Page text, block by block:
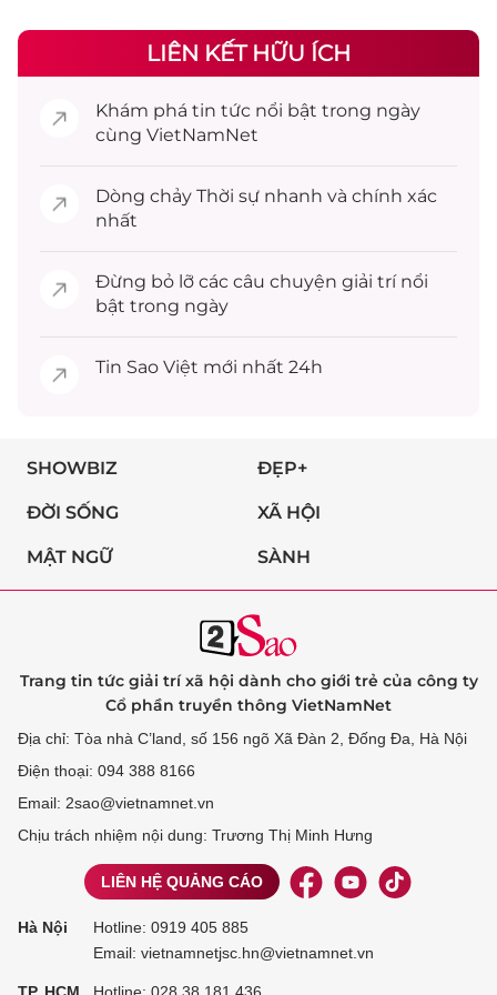
LIÊN KẾT HỮU ÍCH
Khám phá tin tức nổi bật trong ngày
cùng VietNamNet
Dòng chảy Thời sự nhanh và chính xác
nhất
Đừng bỏ lỡ các câu chuyện giải trínổi
bật trong ngày
Tin Sao Việt mới nhất 24h
SHOWBIZ ĐẸP+
ĐỜI SỐNG XÃ HỘI
MẬT NGỮ SÀNH
Trang tin tức giải trí xã hội dành cho giới trẻ của công ty
Cổ phần truyền thông VietNamNet
Địa chỉ: Tòa nhà C’land, số 156 ngõ Xã Đàn 2, Đống Đa, Hà Nội
Điện thoại: 094 388 8166
Email: 2sao@vietnamnet.vn
Chịu trách nhiệm nội dung: Trương Thị Minh Hưng
LIÊN HỆ QUẢNG CÁO
Hà Nội Hotline: 0919 405 885
Email: vietnamnetjsc.hn@vietnamnet.vn